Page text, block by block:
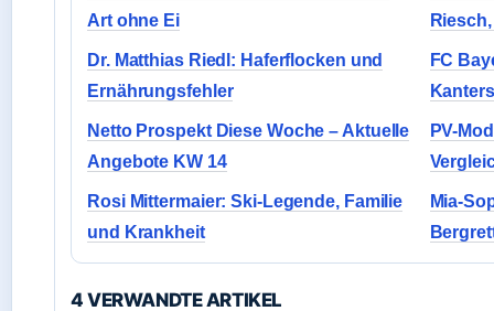
Art ohne Ei
Dr. Matthias Riedl: Haferflocken und
Ernährungsfehler
FC
Netto Prospekt Diese Woche – Aktuelle
Angebote KW 14
PV-
Rosi Mittermaier: Ski-Legende, Familie
und Krankheit
Mia-
4 VERWANDTE ARTIKEL